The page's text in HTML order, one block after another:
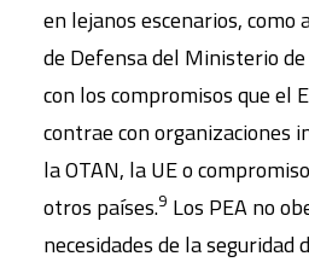
en lejanos escenarios, como
de Defensa del Ministerio
con los compromisos que el
contrae con organizaciones
la OTAN, la UE o
otros países.9 Los PEA no
necesidades de la seguridad